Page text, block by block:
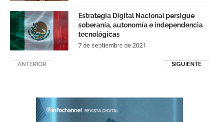
Estrategia Digital Nacional persigue
soberanía, autonomía e independencia
tecnológicas
7 de septiembre de 2021
ANTERIOR SIGUIENTE